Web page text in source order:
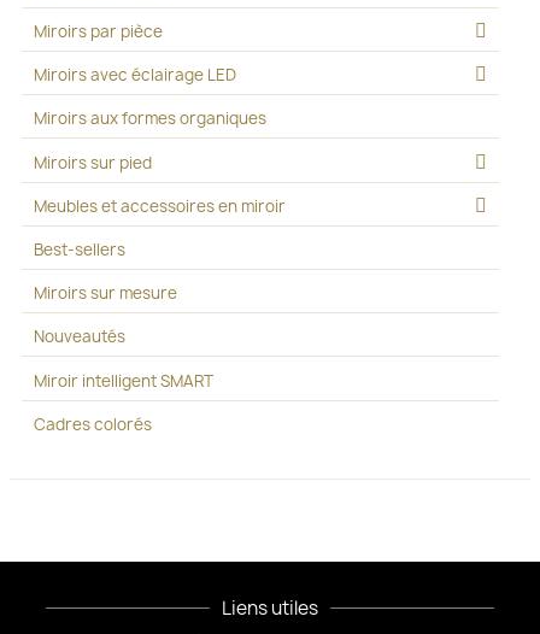
Miroirs par pièce
Miroirs avec éclairage LED
Miroirs aux formes organiques
Miroirs sur pied
Meubles et accessoires en miroir
Best-sellers
Miroirs sur mesure
Nouveautés
Miroir intelligent SMART
Cadres colorés
Liens utiles